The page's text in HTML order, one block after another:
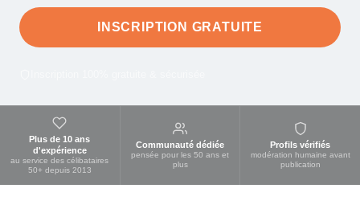
INSCRIPTION GRATUITE
Plus de 10 ans
d'expérience
au service des célibataires
50+ depuis 2013
Communauté dédiée
pensée pour les 50 ans et
plus
Profils vérifiés
modération humaine avant
publication